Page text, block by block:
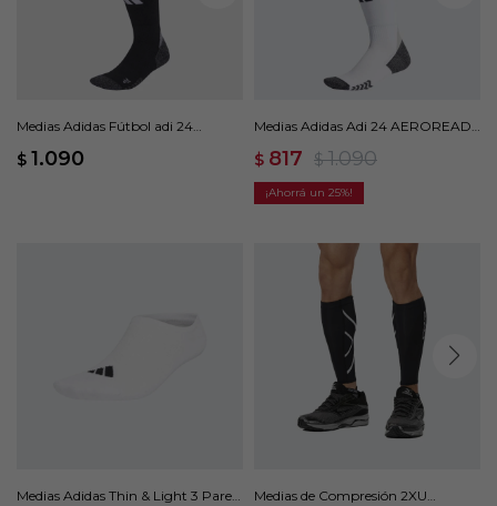
Medias Adidas Fútbol adi 24
$ 1.090
Medias Adidas Adi 24 AEROREADY
$ 817 $ 1.090
25
Medias Adidas Thin & Light 3 Pares Medias de Compresión 2XU